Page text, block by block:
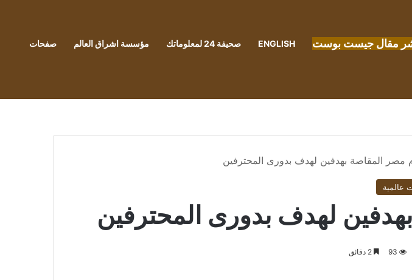
مقال جيست بوست ENGLISH صحيفة 24 لمعلوماتك مؤسسة اشراق العالم صفحات
مصر المقاصة بهدفين لهدف بدورى المحترفين
عالمية
لهدف بدورى المحترفين
93 2 دقائق